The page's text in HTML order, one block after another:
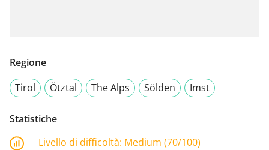
Regione
Tirol
Ötztal The Alps Sölden Imst
Statistiche
Livello di difficoltà: Medium (70/100)